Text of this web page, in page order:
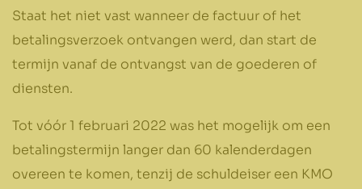
Staat het niet vast wanneer de factuur of het
betalingsverzoek ontvangen werd, dan start de
termijn vanaf de ontvangst van de goederen of
diensten.
Tot vóór 1 februari 2022 was het mogelijk om een
betalingstermijn langer dan 60 kalenderdagen
overeen te komen, tenzij de schuldeiser een KMO